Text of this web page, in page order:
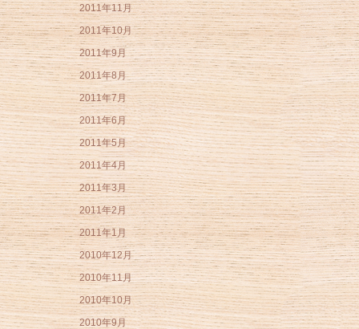
2011年11月
2011年10月
2011年9月
2011年8月
2011年7月
2011年6月
2011年5月
2011年4月
2011年3月
2011年2月
2011年1月
2010年12月
2010年11月
2010年10月
2010年9月